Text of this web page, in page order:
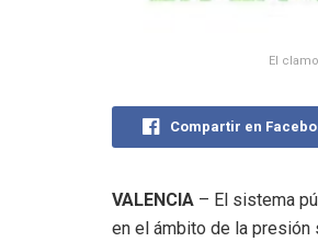
El
Compartir en
VALENCIA – El sistema
en el ámbito de la presión